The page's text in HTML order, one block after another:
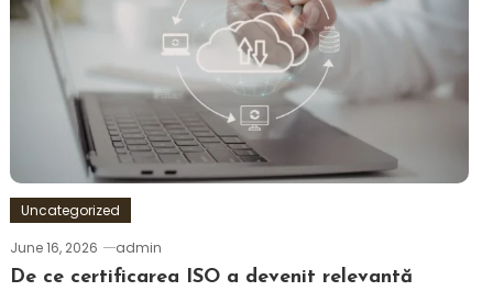
Uncategorized
June 16, 2026
admin
De ce certificarea ISO a devenit relevantă